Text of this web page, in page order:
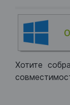
Хотите